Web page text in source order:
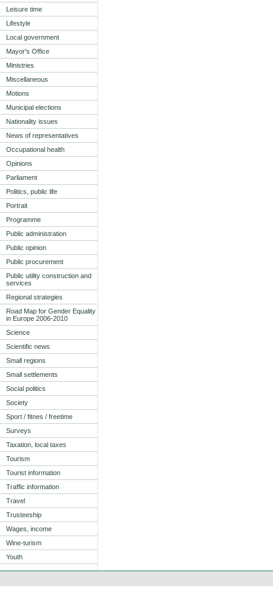
Leisure time
Lifestyle
Local government
Mayor's Office
Ministries
Miscellaneous
Motions
Municipal elections
Nationality issues
News of representatives
Occupational health
Opinions
Parliament
Politics, public life
Portrait
Programme
Public administration
Public opinion
Public procurement
Public utility construction and
services
Regional strategies
Road Map for Gender Equality
in Europe 2006-2010
Science
Scientific news
Small regions
Small settlements
Social politics
Society
Sport / fitnes / freetime
Surveys
Taxation, local taxes
Tourism
Tourist information
Traffic information
Travel
Trusteeship
Wages, income
Wine-turism
Youth